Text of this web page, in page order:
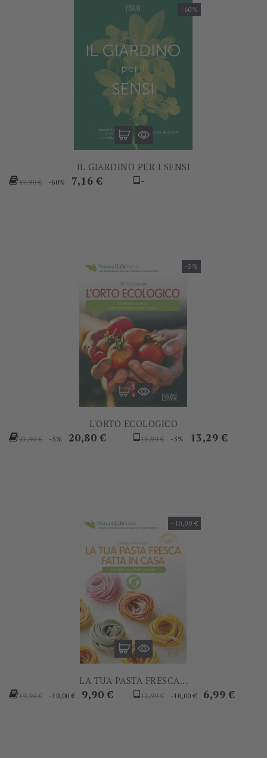
-60%
IL GIARDINO PER I SENSI
Prezzo
17,90 € -60% Prezzo
7,16 € -
-5%
L'ORTO ECOLOGICO
Prezzo
21,90 € -5% Prezzo
20,80 €
Prezzo
13,99 € -5% Prezzo
13,29 €
-10,00 €
LA TUA PASTA FRESCA...
Prezzo
19,90 € -10,00 € Prezzo
9,90 €
Prezzo
12,99 € -10,00 € Prezzo
6,99 €